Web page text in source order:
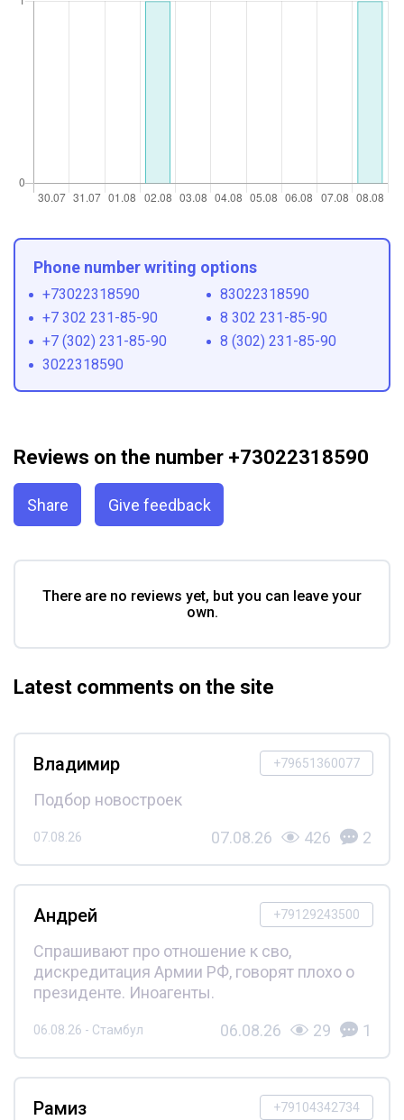
Phone number writing options
+73022318590
83022318590
+7 302 231-85-90
8 302 231-85-90
+7 (302) 231-85-90
8 (302) 231-85-90
3022318590
Reviews on the number +73022318590
Share Give feedback
There are no reviews yet, but you can leave your
own.
Latest comments on the site
+79651360077
Владимир
Подбор новостроек
07.08.26 07.08.26 426 2
+79129243500
Андрей
Спрашивают про отношение к сво,
дискредитация Армии РФ, говорят плохо о
президенте. Иноагенты.
06.08.26 - Стамбул 06.08.26 29 1
+79104342734
Рамиз